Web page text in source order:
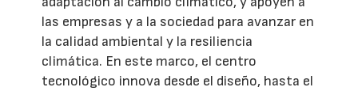
las empresas y a la sociedad para avanzar en
la calidad ambiental y la resiliencia
climática. En este marco, el centro
tecnológico innova desde el diseño, hasta el